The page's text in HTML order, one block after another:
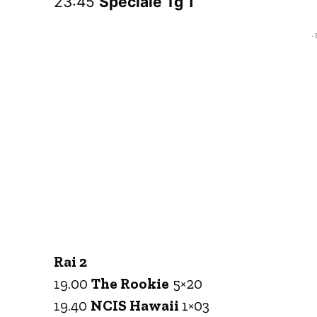
-
Rai 2
19.00 The Rookie 5×20
19.40 NCIS Hawaii 1×03